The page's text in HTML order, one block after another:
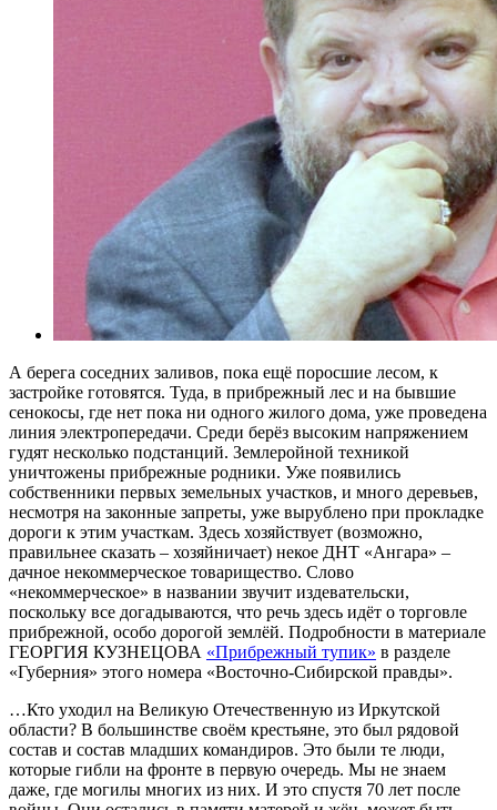
А берега соседних заливов, пока ещё поросшие лесом, к
застройке готовятся. Туда, в прибрежный лес и на бывшие
сенокосы, где нет пока ни одного жилого дома, уже проведена
линия электропередачи. Среди берёз высоким напряжением
гудят несколько подстанций. Землеройной техникой
уничтожены прибрежные родники. Уже появились
собственники первых земельных участков, и много деревьев,
несмотря на законные запреты, уже вырублено при прокладке
дороги к этим участкам. Здесь хозяйствует (возможно,
правильнее сказать – хозяйничает) некое ДНТ «Ангара» –
дачное некоммерческое товарищество. Слово
«некоммерческое» в названии звучит издевательски,
поскольку все догадываются, что речь здесь идёт о торговле
прибрежной, особо дорогой землёй. Подробности в материале
ГЕОРГИЯ КУЗНЕЦОВА «Прибрежный тупик» в разделе
«Губерния» этого номера «Восточно-Сибирской правды».
…Кто уходил на Великую Отечественную из Иркутской
области? В большинстве своём крестьяне, это был рядовой
состав и состав младших командиров. Это были те люди,
которые гибли на фронте в первую очередь. Мы не знаем
даже, где могилы многих из них. И это спустя 70 лет после